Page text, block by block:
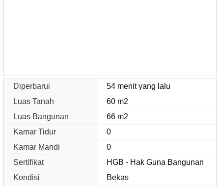
Diperbarui
54 menit yang lalu
Luas Tanah
60 m2
Luas Bangunan
66 m2
Kamar Tidur
0
Kamar Mandi
0
Sertifikat
HGB - Hak Guna Bangunan
Kondisi
Bekas